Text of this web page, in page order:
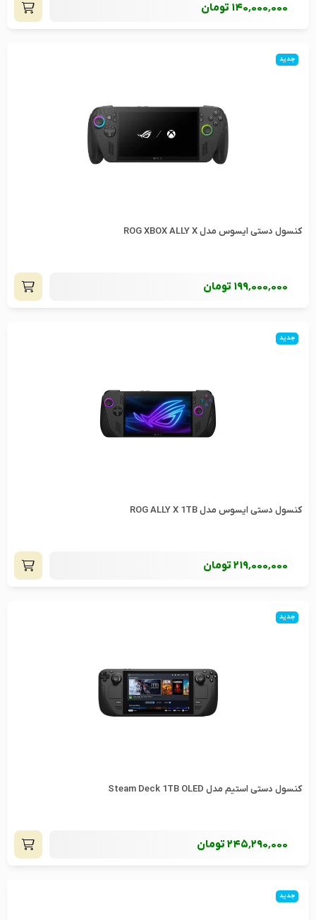
140٬000٬000 تومان
جدید
کنسول دستی ایسوس مدل ROG XBOX ALLY X
199٬000٬000 تومان
جدید
کنسول دستی ایسوس مدل ROG ALLY X 1TB
219٬000٬000تومان
جدید
کنسول دستی استیم مدل Steam Deck 1TB OLED
245٬290٬000تومان
جدید